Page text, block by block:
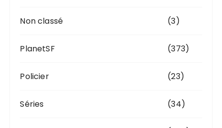
Non classé (3)
PlanetSF (373)
Policier (23)
Séries (34)